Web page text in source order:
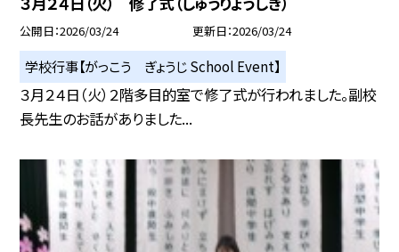
公開日 2026/03/24 更新日 2026/03/24
学校行事【がっこう ぎょうじ School Event】
３月２４日（火）２階多目的室で修了式が行われました。副校
長先生のお話がありました...